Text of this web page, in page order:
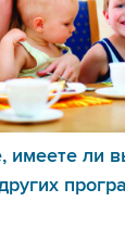
имеете ли